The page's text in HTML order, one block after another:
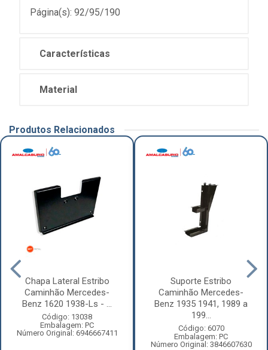
Página(s): 92/95/190
Características
Material
Produtos Relacionados
Chapa Lateral Estribo
Caminhão Mercedes-
Benz 1620 1938-Ls - ...
Código: 13038
Embalagem: PC
Número Original: 6946667411
Suporte Estribo
Caminhão Mercedes-
Benz 1935 1941, 1989 a
199...
Código: 6070
Embalagem: PC
Número Original: 3846607630